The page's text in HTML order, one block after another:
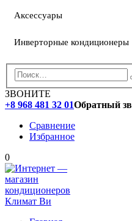
Аксессуары
Инверторные кондиционеры
ЗВОНИТЕ
+8 968 481 32 01Обратный
Сравнение
Избранное
0